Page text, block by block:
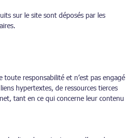
sur le site sont déposés par les
toute responsabilité et n’est pas engagé
hypertextes, de ressources tierces
tant en ce qui concerne leur contenu